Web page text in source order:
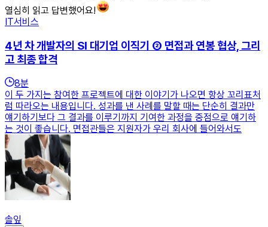
열심히 읽고 답변했어요!
IT서비스
4년 차 개발자의 SI 대기업 이직기 ② 면접과 연봉 협상, 그리
고 최종 합격
8분
이 두 가지는 참여한 프로젝트에 대한 이야기가 나오면 항상 꼬리표처
럼 따라오는 내용입니다. 성과를 낸 사례를 말할 때는 단순히 결과만
얘기하기보다 그 결과를 이루기까지 기여한 과정을 중점으로 얘기하
는 것이 좋습니다. 면접관들은 지원자가 우리 회사에 들어와서도
솔잎